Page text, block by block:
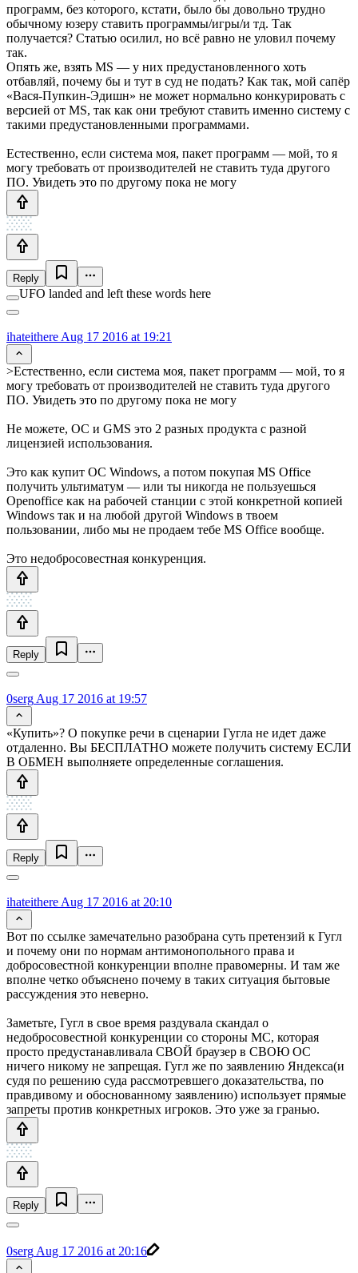
программ, без которого, кстати, было бы довольно трудно
обычному юзеру ставить программы/игры/и тд. Так
получается? Статью осилил, но всё равно не уловил почему
так.
Опять же, взять MS — у них предустановленного хоть
отбавляй, почему бы и тут в суд не подать? Как так, мой сапёр
«Вася-Пупкин-Эдишн» не может нормально конкурировать с
версией от MS, так как они требуют ставить именно систему с
такими предустановленными программами.
Естественно, если система моя, пакет программ — мой, то я
могу требовать от производителей не ставить туда другого
ПО. Увидеть это по другому пока не могу
Reply
UFO landed and left these words here
ihateithere Aug 17 2016 at 19:21
>Естественно, если система моя, пакет программ — мой, то я
могу требовать от производителей не ставить туда другого
ПО. Увидеть это по другому пока не могу
Не можете, ОС и GMS это 2 разных продукта с разной
лицензией использования.
Это как купит ОС Windows, а потом покупая MS Office
получить ультиматум — или ты никогда не пользуешься
Openoffice как на рабочей станции с этой конкретной копией
Windows так и на любой другой Windows в твоем
пользовании, либо мы не продаем тебе MS Office вообще.
Это недобросовестная конкуренция.
Reply
0serg Aug 17 2016 at 19:57
«Купить»? О покупке речи в сценарии Гугла не идет даже
отдаленно. Вы БЕСПЛАТНО можете получить систему ЕСЛИ
В ОБМЕН выполняете определенные соглашения.
Reply
ihateithere Aug 17 2016 at 20:10
Вот по ссылке замечательно разобрана суть претензий к Гугл
и почему они по нормам антимонопольного права и
добросовестной конкуренции вполне правомерны. И там же
вполне четко объяснено почему в таких ситуация бытовые
рассуждения это неверно.
Заметьте, Гугл в свое время раздувала скандал о
недобросовестной конкуренции со стороны МС, которая
просто предустанавливала СВОЙ браузер в СВОЮ ОС
ничего никому не запрещая. Гугл же по заявлению Яндекса(и
судя по решению суда рассмотревшего доказательства, по
правдивому и обоснованному заявлению) использует прямые
запреты против конкретных игроков. Это уже за гранью.
Reply
0serg Aug 17 2016 at 20:16